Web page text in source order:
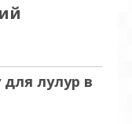
для лулур в